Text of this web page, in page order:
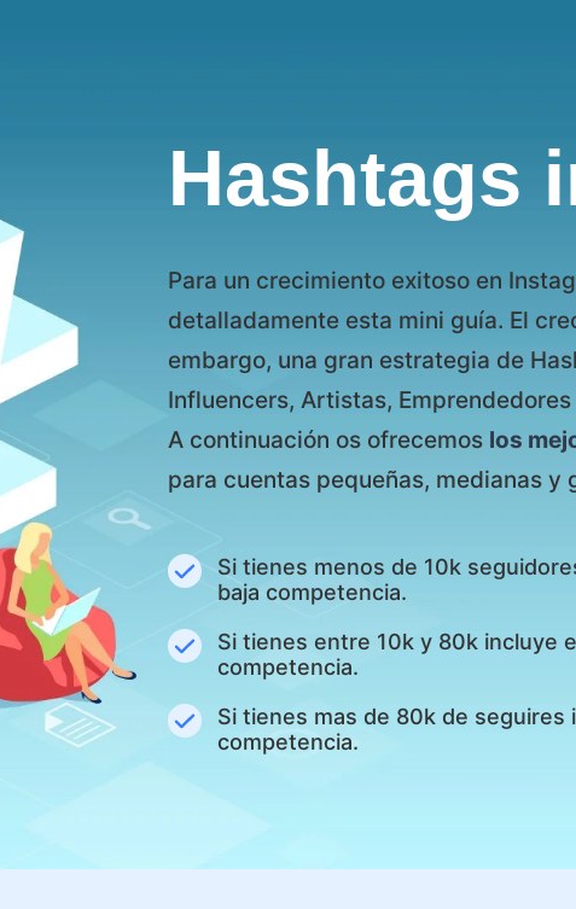
Hashtags
Para un crecimiento exitoso en
detalladamente esta mini guía. El
embargo, una gran estrategia de
Influencers, Artistas,
A continuación os ofrecemos los
para cuentas pequeñas, medianas y
Si tienes menos de 10k
baja competencia.
Si tienes entre 10k y 80k incluye
competencia.
Si tienes mas de 80k de seguires
competencia.